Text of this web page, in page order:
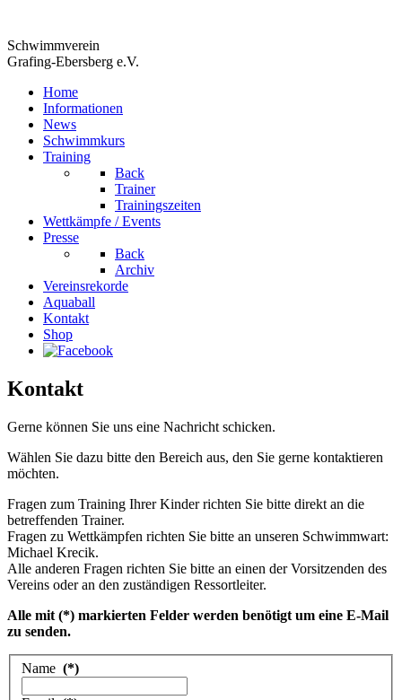
Schwimmverein
Grafing-Ebersberg e.V.
Home
Informationen
News
Schwimmkurs
Training
Back
Trainer
Trainingszeiten
Wettkämpfe / Events
Presse
Back
Archiv
Vereinsrekorde
Aquaball
Kontakt
Shop
Kontakt
Gerne können Sie uns eine Nachricht schicken.
Wählen Sie dazu bitte den Bereich aus, den Sie gerne kontaktieren
möchten.
Fragen zum Training Ihrer Kinder richten Sie bitte direkt an die
betreffenden Trainer.
Fragen zu Wettkämpfen richten Sie bitte an unseren Schwimmwart:
Michael Krecik.
Alle anderen Fragen richten Sie bitte an einen der Vorsitzenden des
Vereins oder an den zuständigen Ressortleiter.
Alle mit (*) markierten Felder werden benötigt um eine E-Mail
zu senden.
Name (*)